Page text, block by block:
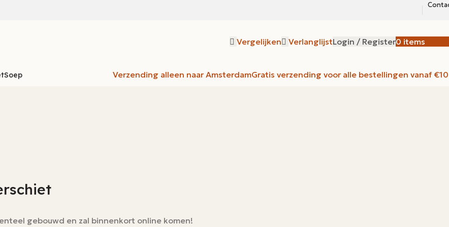
Vergelijken VerlanglijstLogin / Register0 items
Soep Verzending alleen naar AmsterdamGratis verzending voor alle bestellingen vanaf
gebouwd en zal binnenkort online komen!